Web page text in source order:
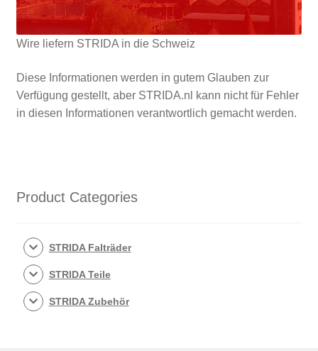
Wire liefern STRIDA in die Schweiz
Diese Informationen werden in gutem Glauben zur
Verfügung gestellt, aber STRIDA.nl kann nicht für Fehler
in diesen Informationen verantwortlich gemacht werden.
Product Categories
STRIDA Falträder
STRIDA Teile
STRIDA Zubehör